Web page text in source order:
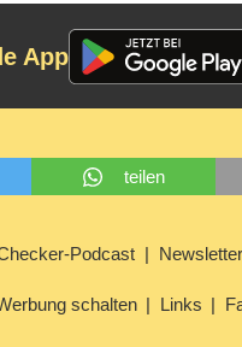
App
teilen
Podcast Newsletter
schalten Links